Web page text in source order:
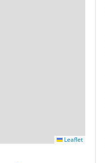
Leaflet